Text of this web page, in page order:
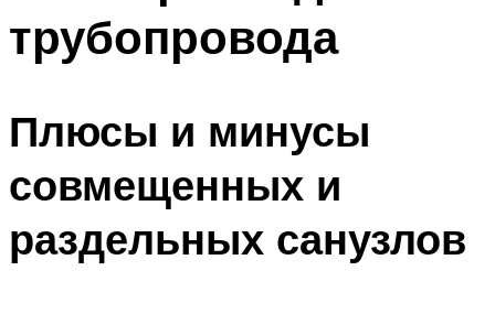
трубопровода
Плюсы и минусы
совмещенных и
раздельных санузлов